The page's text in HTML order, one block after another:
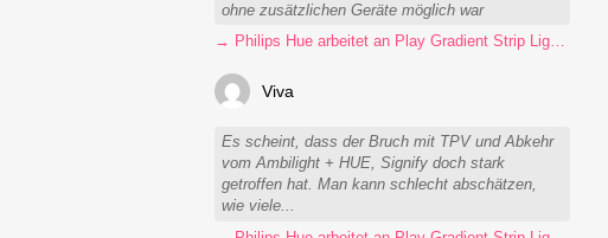
ohne zusätzlichen Geräte möglich war
→ Philips Hue arbeitet an Play Gradient Strip Light Pro
Viva
Es scheint, dass der Bruch mit TPV und Abkehr
vom Ambilight + HUE, Signify doch stark
getroffen hat. Man kann schlecht abschätzen,
wie viele...